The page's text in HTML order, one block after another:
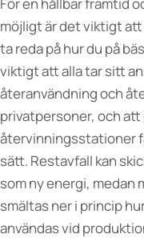
möjligt är det viktigt att
ta reda på hur du på
viktigt att alla tar sitt
återanvändning och
privatpersoner, och
återvinningsstationer
sätt. Restavfall kan
som ny energi, medan
smältas ner i princip
användas vid